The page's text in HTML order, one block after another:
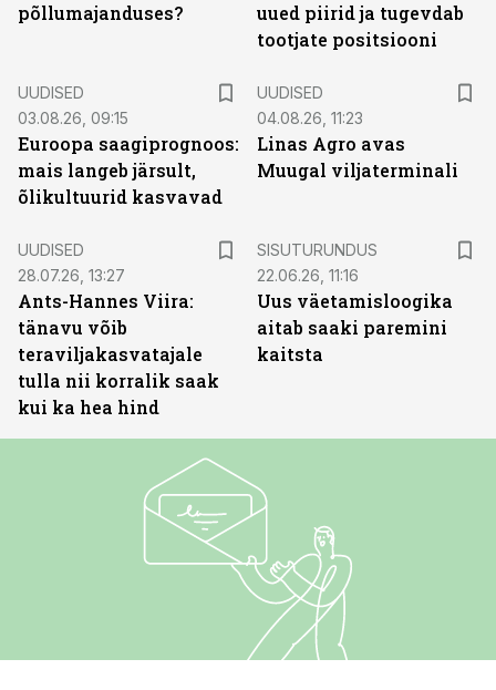
põllumajanduses?
uued piirid ja tugevdab
tootjate positsiooni
UUDISED
03.08.26, 09:15
Euroopa saagiprognoos:
mais langeb järsult,
õlikultuurid kasvavad
UUDISED
04.08.26, 11:23
Linas Agro avas
Muugal viljaterminali
UUDISED
28.07.26, 13:27
Ants-Hannes Viira:
tänavu võib
teraviljakasvatajale
tulla nii korralik saak
kui ka hea hind
SISUTURUNDUS
22.06.26, 11:16
Uus väetamisloogika
aitab saaki paremini
kaitsta